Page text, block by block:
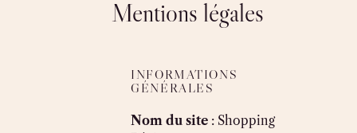
Mentions légales
INFORMATIONS
GÉNÉRALES
Nom du site : Shopping